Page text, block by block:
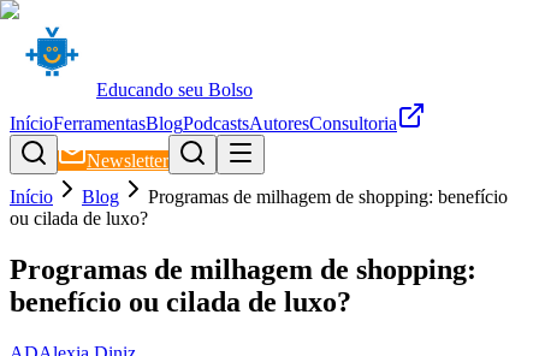
Educando seu Bolso
InícioFerramentasBlogPodcastsAutoresConsultoria
Newsletter
Início
Blog
Programas de milhagem de shopping: benefício
ou cilada de luxo?
Programas de milhagem de shopping:
benefício ou cilada de luxo?